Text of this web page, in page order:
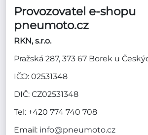
Provozovatel e-shopu
pneumoto.cz
RKN, s.r.o.
Pražská 287, 373 67 Borek u
IČO: 02531348
DIČ: CZ02531348
Tel: +420 774 740 708
Email: info@pneumoto.cz